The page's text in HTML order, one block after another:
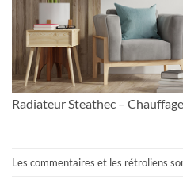
Radiateur Steathec –
Les commentaires et les rétroliens